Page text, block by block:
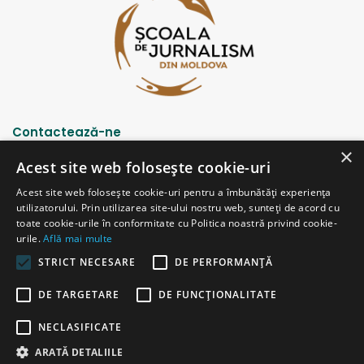
Contactează-ne
Strada Șciusev, 53
2012 Chișinău, Republica Moldova
tel: (+373 22) 213652, 227539
fax: (+373 22) 226681
Email: redactia@ijc.md
×
Acest site web folosește cookie-uri
Acest site web folosește cookie-uri pentru a îmbunătăți experiența
utilizatorului. Prin utilizarea site-ului nostru web, sunteți de acord cu
toate cookie-urile în conformitate cu Politica noastră privind cookie-
urile.Află mai multe
STRICT NECESARE
DE PERFORMANȚĂ
DE TARGETARE DE FUNCŢIONALITATE
NECLASIFICATE
ARATĂ DETALIILE